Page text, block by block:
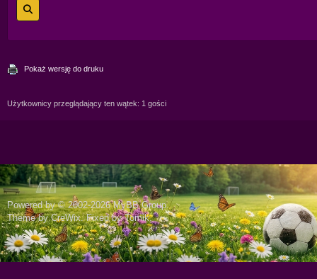
Pokaż wersję do druku
Użytkownicy przeglądający ten wątek: 1 gości
Powered by © 2002-2026MyBB Group.
Theme byCreWix. Fixed byTomik.